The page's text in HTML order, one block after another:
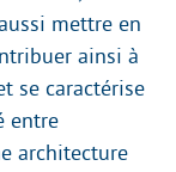
mettre en
ainsi à
se caractérise
entre
architecture